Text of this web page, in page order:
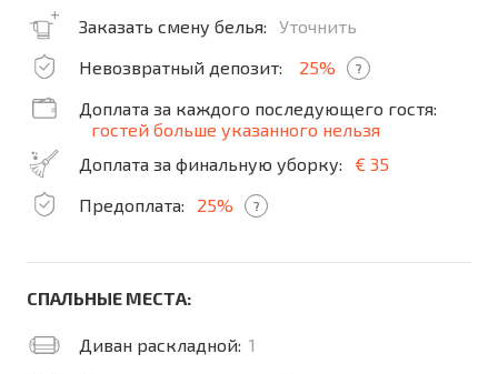
Заказать смену белья:
Уточнить
Невозвратный депозит:
25% ?
Доплата за каждого последующего гостя:
гостей больше указанного нельзя
Доплата за финальную уборку:
€ 35
Предоплата:
25% ?
СПАЛЬНЫЕ МЕСТА:
Диван раскладной: 1